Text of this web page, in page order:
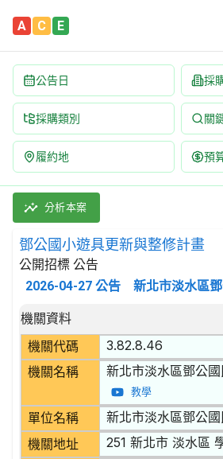
A C E
公告日 採
採購類別 關
履約地 預
鄧公國小遊具更新與整修計畫 招標
採購類別：財物類 遊戲及玩具 | 招
分析本案
鄧公國小遊具更新與整修計畫
公開招標 公告
2026-04-27 公告 新北市淡水區
招標公告詳細內容
機關資料
機關代碼
3.82.8.46
機關名稱 新北市淡水區鄧公
教學
單位名稱 新北市淡水區鄧公
機關地址 251 新北市 淡水區